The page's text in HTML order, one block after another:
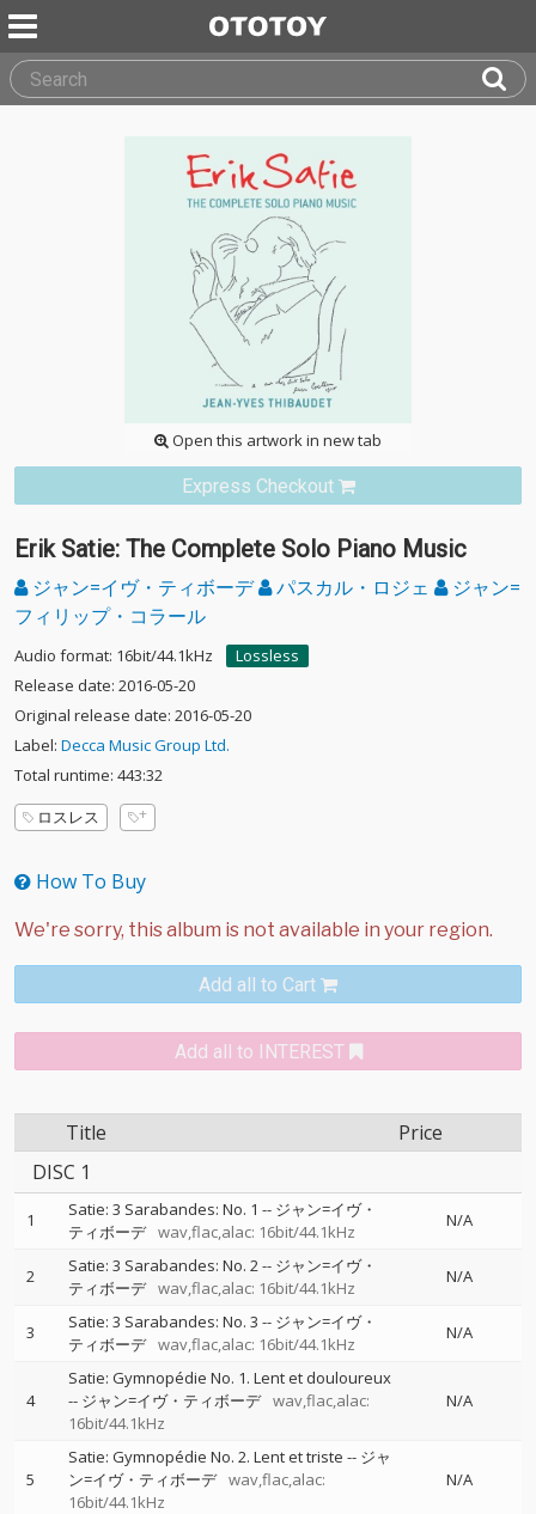
Open this artwork in new tab
Express Checkout
Erik Satie: The Complete Solo Piano Music
ジャン=イヴ・ティボーデ パスカル・ロジェ
ジャン=
フィリップ・コラール
Audio format: 16bit/44.1kHz
Lossless
Release date: 2016-05-20
Original release date: 2016-05-20
Label: Decca Music Group Ltd.
Total runtime: 443:32
ロスレス
How To Buy
Add all to Cart
Add all to INTEREST
Title
Price
DISC 1
1 Satie: 3 Sarabandes: No. 1 -- ジャン=イヴ・
ティボーデ wav,flac,alac: 16bit/44.1kHz
N/A
2 Satie: 3 Sarabandes: No. 2-- ジャン=イヴ・
ティボーデ wav,flac,alac: 16bit/44.1kHz
N/A
3 Satie: 3 Sarabandes: No. 3 -- ジャン=イヴ・
ティボーデ wav,flac,alac: 16bit/44.1kHz
N/A
4
Satie: Gymnopédie No. 1. Lent et douloureux
-- ジャン=イヴ・ティボーデ wav,flac,alac:
16bit/44.1kHz
N/A
5
Satie: Gymnopédie No. 2. Lent et triste -- ジャ
ン=イヴ・ティボーデ wav,flac,alac:
16bit/44.1kHz
N/A